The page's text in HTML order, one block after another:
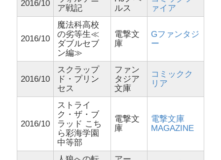
2016/10
ア戦記
ルス
ァイア
2016/10
魔法科高校
の劣等生≪
ダブルセブ
ン編≫
電撃文
庫
Gファンタジ
ー
2016/10
スクラップ
ド・プリン
セス
ファン
タジア
文庫
コミックク
リア
2016/10
ストライ
ク・ザ・ブ
ラッド こち
ら彩海学園
中等部
電撃文
庫
電撃文庫
MAGAZINE